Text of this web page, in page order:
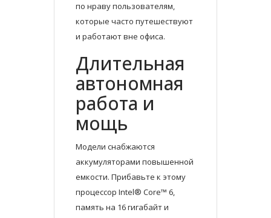
по нраву пользователям,
которые часто путешествуют
и работают вне офиса.
Длительная
автономная
работа и
мощь
Модели снабжаются
аккумуляторами повышенной
емкости. Прибавьте к этому
процессор Intel® Core™ 6,
память на 16 гигабайт и